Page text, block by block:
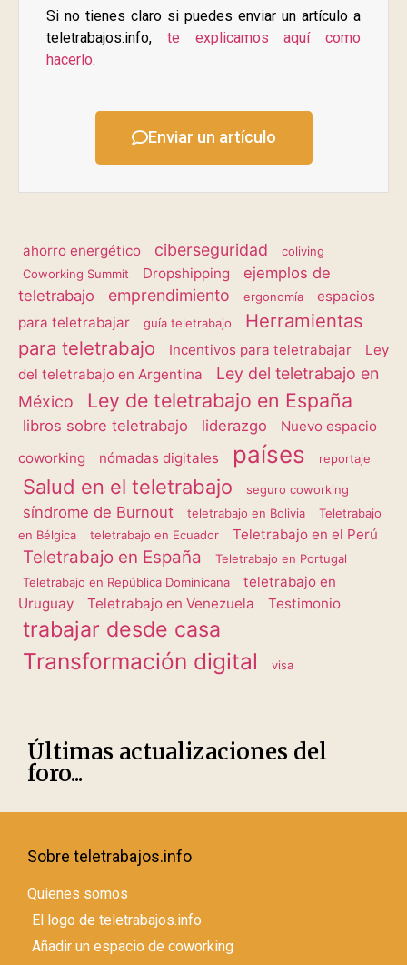
Si no tienes claro si puedes enviar un artículo a
teletrabajos.info, te explicamos aquí como
hacerlo.
Enviar un artículo
ahorro energético ciberseguridad
coliving
Coworking Summit
Dropshipping
ejemplos de
teletrabajo
emprendimiento ergonomía
espacios
para teletrabajar
guía teletrabajo
Herramientas
para teletrabajo
Incentivos para teletrabajar
Ley
del teletrabajo en Argentina
Ley del teletrabajo en
México
Ley de teletrabajo en España
libros sobre teletrabajo liderazgo
Nuevo espacio
coworking
nómadas digitales países reportaje
Salud en el teletrabajo seguro coworking
síndrome de Burnout teletrabajo en Bolivia
Teletrabajo
en Bélgica
teletrabajo en Ecuador Teletrabajo en el Perú
Teletrabajo en España
Teletrabajo en Portugal
Teletrabajo en República Dominicana
teletrabajo en
Uruguay
Teletrabajo en Venezuela Testimonio
trabajar desde casa
Transformación digital visa
Últimas actualizaciones del
foro...
Sobre teletrabajos.info
Quienes somos
El logo de teletrabajos.info
Añadir un espacio de coworking